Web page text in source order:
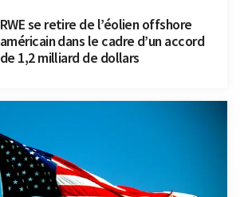
RWE se retire de l’éolien offshore
américain dans le cadre d’un accord
de 1,2 milliard de dollars